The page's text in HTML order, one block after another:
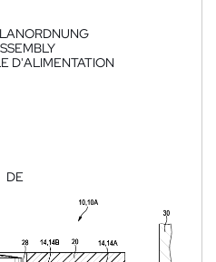
D'ALIMENTATION
DE